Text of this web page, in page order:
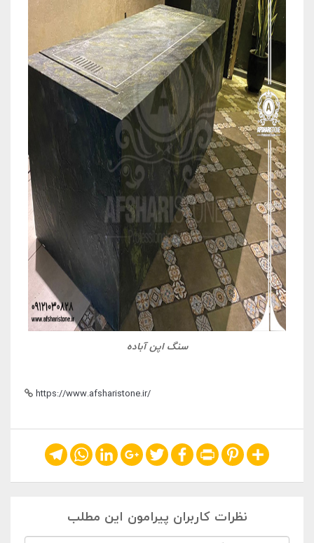
سنگ اپن آباده
https://www.afsharistone.ir/
Share
Pinterest
Print
Facebook
Twitter
Google+
LinkedIn
WhatsApp
Telegram
نظرات کاربران پیرامون این مطلب